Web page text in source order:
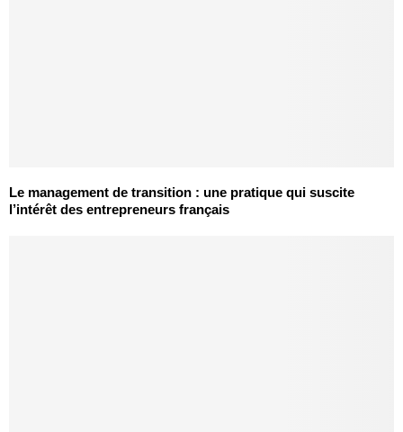
Le management de transition : une pratique qui suscite
l’intérêt des entrepreneurs français